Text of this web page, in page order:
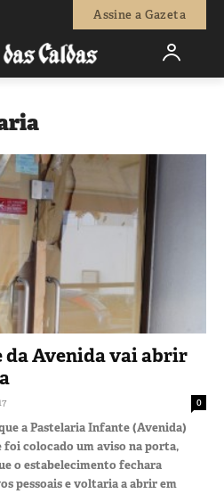
Assine a Gazeta
Avenida vai abrir
0
a Pastelaria Infante (Avenida)
colocado um aviso na porta,
o estabelecimento fechara
pessoais e voltaria a abrir em